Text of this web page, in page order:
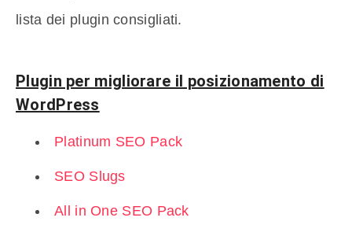
lista dei plugin consigliati.
Plugin per migliorare il posizionamento di
WordPress
Platinum SEO Pack
SEO Slugs
All in One SEO Pack